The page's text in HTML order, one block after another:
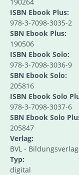
ISBN Ebook Plus:
978-3-7098-3035-2
SBN Ebook Plus:
190506
ISBN Ebook Solo:
978-3-7098-3036-9
SBN Ebook Solo:
205816
ISBN Ebook Solo
978-3-7098-3037-6
SBN Ebook Solo
205847
Verlag:
BVL -
Typ:
digital